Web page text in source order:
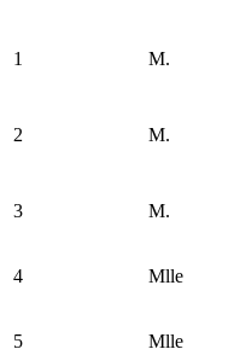
1 M.
2 M.
3 M.
4 Mlle
5 Mlle